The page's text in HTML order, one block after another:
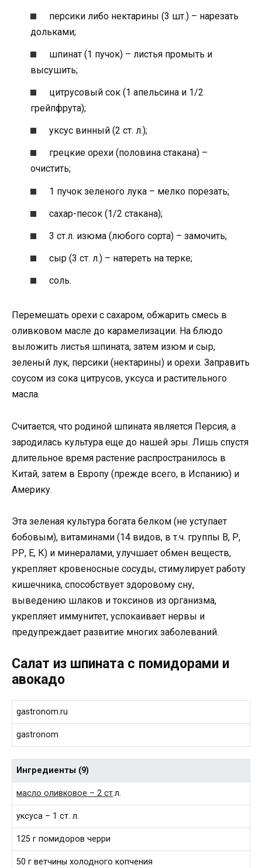
персики либо нектарины (3 шт.) – нарезать
дольками;
шпинат (1 пучок) – листья промыть и
высушить;
цитрусовый сок (1 апельсина и 1/2
грейпфрута);
уксус винный (2 ст. л.);
грецкие орехи (половина стакана) –
очистить;
1 пучок зеленого лука – мелко порезать;
сахар-песок (1/2 стакана);
3 ст.л. изюма (любого сорта) – замочить;
сыр (3 ст. л.) – натереть на терке;
соль.
Перемешать орехи с сахаром, обжарить смесь в
оливковом масле до карамелизации. На блюдо
выложить листья шпината, затем изюм и сыр,
зеленый лук, персики (нектарины) и орехи. Заправить
соусом из сока цитрусов, уксуса и растительного
масла.
Считается, что родиной шпината является Персия, а
зародилась культура еще до нашей эры. Лишь спустя
длительное время растение распространилось в
Китай, затем в Европу (прежде всего, в Испанию) и
Америку.
Эта зеленая культура богата белком (не уступает
бобовым), витаминами (14 видов, в т.ч. группы В, Р,
РР, Е, К) и минералами, улучшает обмен веществ,
укрепляет кровеносные сосуды, стимулирует работу
кишечника, способствует здоровому сну,
выведению шлаков и токсинов из организма,
укрепляет иммунитет, успокаивает нервы и
предупреждает развитие многих заболеваний.
Салат из шпината с помидорами и
авокадо
gastronom.ru
gastronom
Ингредиенты (9)
масло оливковое – 2 ст.л.
уксуса – 1 ст. л.
125 г помидоров черри
50 г ветчины холодного копчения